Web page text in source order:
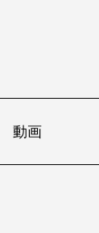
動画